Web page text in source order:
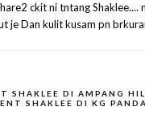
ckit ni tntang
je Dan kulit kusam pn
SHAKLEE DI AMPANG
SHAKLEE DI KG